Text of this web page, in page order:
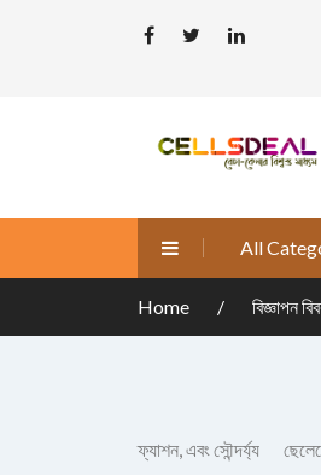
All
Home বিজ্ঞাপন
ফ্যাশন, এবং সৌন্দর্য্য